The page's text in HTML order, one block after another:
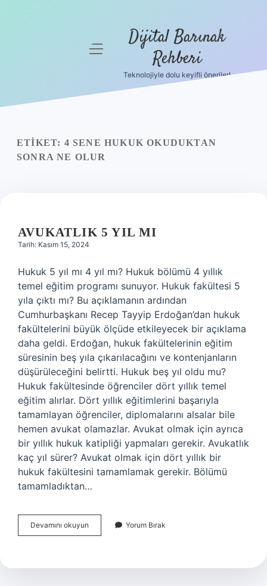
Yasal Uyarı
menüyü
Dijital Barınak
Rehberi
Teknolojiyle dolu keyifli öneriler!
ETIKET: 4 SENE HUKUK OKUDUKTAN
SONRA NE OLUR
AVUKATLIK 5 YIL MI
Tarih: Kasım 15, 2024
Hukuk 5 yıl mı 4 yıl mı? Hukuk bölümü 4 yıllık
temel eğitim programı sunuyor. Hukuk fakültesi 5
yıla çıktı mı? Bu açıklamanın ardından
Cumhurbaşkanı Recep Tayyip Erdoğan’dan hukuk
fakültelerini büyük ölçüde etkileyecek bir açıklama
daha geldi. Erdoğan, hukuk fakültelerinin eğitim
süresinin beş yıla çıkarılacağını ve kontenjanların
düşürüleceğini belirtti. Hukuk beş yıl oldu mu?
Hukuk fakültesinde öğrenciler dört yıllık temel
eğitim alırlar. Dört yıllık eğitimlerini başarıyla
tamamlayan öğrenciler, diplomalarını alsalar bile
hemen avukat olamazlar. Avukat olmak için ayrıca
bir yıllık hukuk katipliği yapmaları gerekir. Avukatlık
kaç yıl sürer? Avukat olmak için dört yıllık bir
hukuk fakültesini tamamlamak gerekir. Bölümü
tamamladıktan…
Devamını okuyun Avukatlık
5
Yorum Bırak